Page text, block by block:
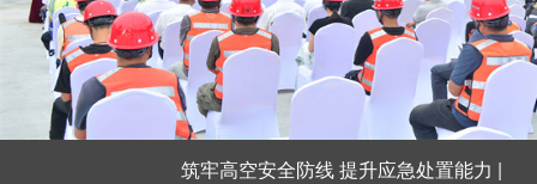
筑牢高空安全防线 提升应急处置能力 |